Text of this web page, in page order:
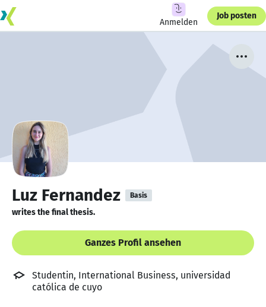
Anmelden
Job posten
Luz Fernandez Basis
writes the final thesis.
Ganzes Profil ansehen
Studentin, International Business, universidad
católica de cuyo